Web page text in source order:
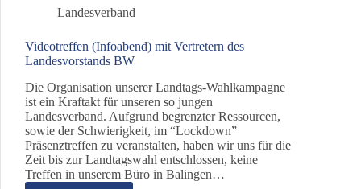
bei
Landesverband
Videotreffen (Infoabend) mit Vertretern des
Landesvorstands BW
Die Organisation unserer Landtags-Wahlkampagne
ist ein Kraftakt für unseren so jungen
Landesverband. Aufgrund begrenzter Ressourcen,
sowie der Schwierigkeit, im “Lockdown”
Präsenztreffen zu veranstalten, haben wir uns für die
Zeit bis zur Landtagswahl entschlossen, keine
Treffen in unserem Büro in Balingen…